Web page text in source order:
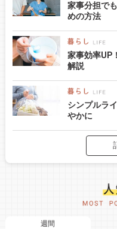
家事分担で
めの方法
家事効率UP
解説
シンプルラ
やかに
週間